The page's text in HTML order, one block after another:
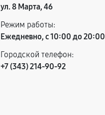
ул. 8 Марта, 46
Режим работы:
Ежедневно, с 10:00 до 20:00
Городской телефон:
+7 (343) 214-90-92